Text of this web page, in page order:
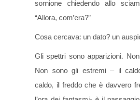
sornione chiedendo allo
“Allora, com’era?”
Cosa cercava: un dato? un
Gli spettri sono apparizioni.
Non sono gli estremi – il
caldo, il freddo che è davvero